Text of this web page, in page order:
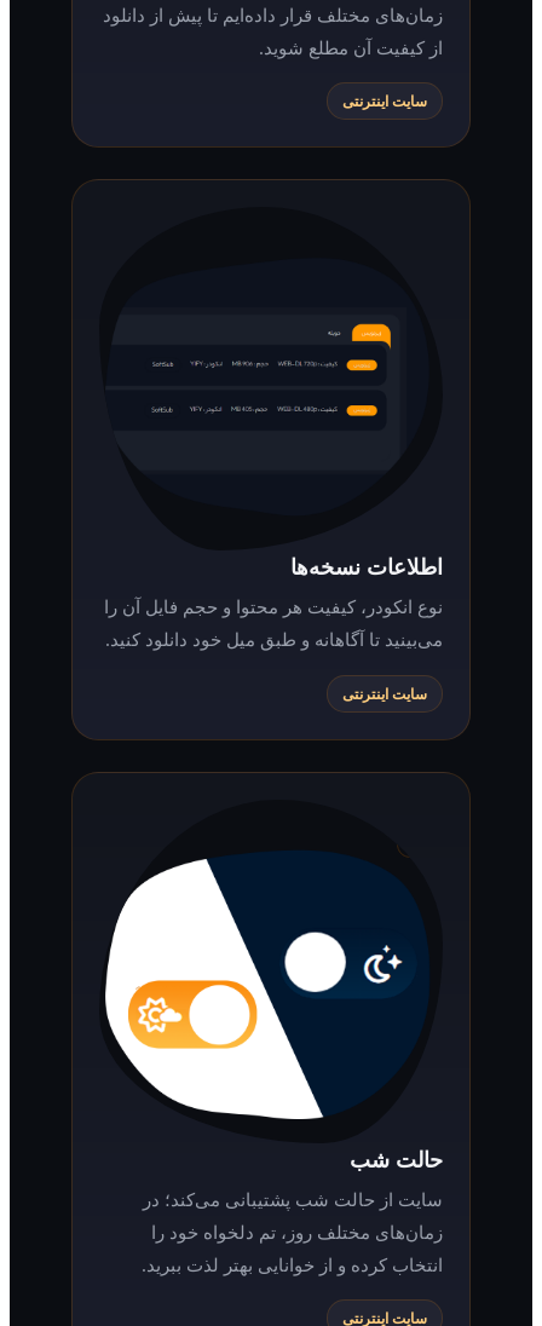
زمان‌های مختلف قرار داده‌ایم تا پیش از دانلود
از کیفیت آن مطلع شوید.
سایت اینترنتی
اطلاعات نسخه‌ها
نوع انکودر، کیفیت هر محتوا و حجم فایل آن را
می‌بینید تا آگاهانه و طبق میل خود دانلود کنید.
سایت اینترنتی
حالت شب
سایت از حالت شب پشتیبانی می‌کند؛ در
زمان‌های مختلف روز، تم دلخواه خود را
انتخاب کرده و از خوانایی بهتر لذت ببرید.
سایت اینترنتی